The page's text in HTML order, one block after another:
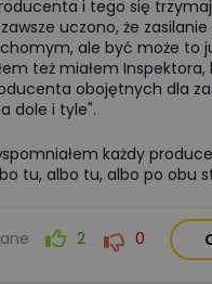
i tego się
uczono, że
ale być może to
też miałem
obojętnych dla
dole i tyle".
każdy
tu, albo tu, albo po obu
2 0